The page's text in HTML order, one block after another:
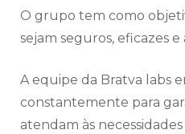
O grupo tem como
sejam seguros, eficazes e
A equipe da Bratva labs
constantemente para
atendam às